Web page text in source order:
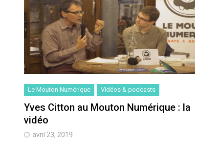
Le Mouton Numérique Vidéos & podcasts
Yves Citton au Mouton Numérique : la
vidéo
avril 23, 2019